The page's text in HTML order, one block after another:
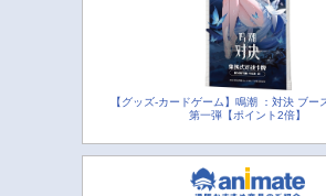
【グッズ-カードゲーム】鳴潮 ：対決 ブー
第一弾【ポイント2倍】